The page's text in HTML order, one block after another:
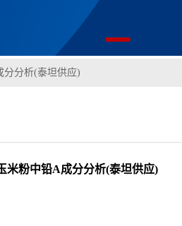
分分析(泰坦供应)
米粉中铅A成分分析(泰坦供应)